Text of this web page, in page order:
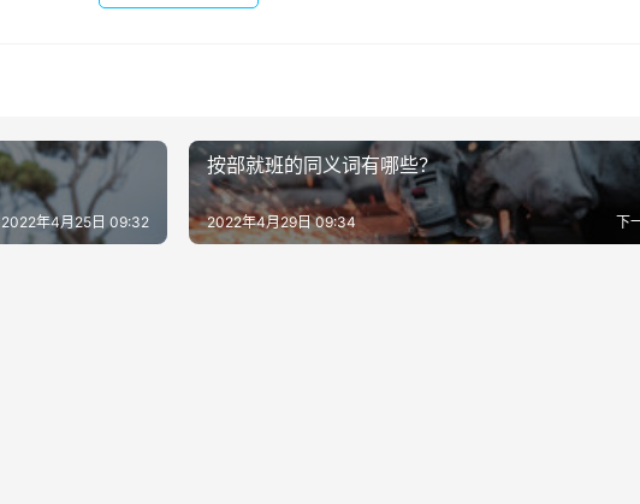
2022年4月25日 09:32
按部就班的同义词有哪些？
下
2022年4月29日 09:34